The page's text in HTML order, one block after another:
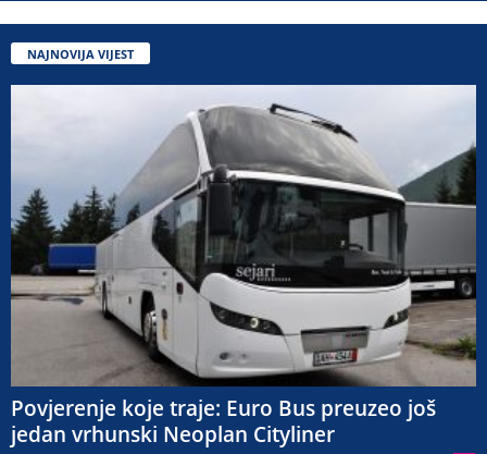
NAJNOVIJA VIJEST
Povjerenje koje traje: Euro Bus preuzeo još
jedan vrhunski Neoplan Cityliner